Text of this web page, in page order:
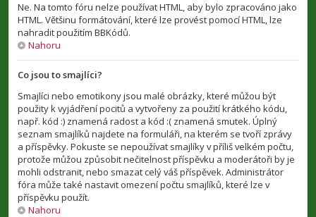
Ne. Na tomto fóru nelze používat HTML, aby bylo zpracováno jako
HTML. Většinu formátování, které lze provést pomocí HTML, lze
nahradit použitím BBKódů.
Nahoru
Co jsou to smajlíci?
Smajlíci nebo emotikony jsou malé obrázky, které můžou být
použity k vyjádření pocitů a vytvořeny za použití krátkého kódu,
např. kód :) znamená radost a kód :( znamená smutek. Úplný
seznam smajlíků najdete na formuláři, na kterém se tvoří zprávy
a příspěvky. Pokuste se nepoužívat smajlíky v příliš velkém počtu,
protože můžou způsobit nečitelnost příspěvku a moderátoři by je
mohli odstranit, nebo smazat celý váš příspěvek. Administrátor
fóra může také nastavit omezení počtu smajlíků, které lze v
příspěvku použít.
Nahoru